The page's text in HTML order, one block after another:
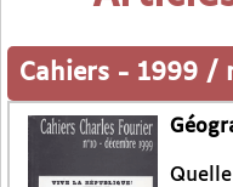
Cahiers - 1999 /